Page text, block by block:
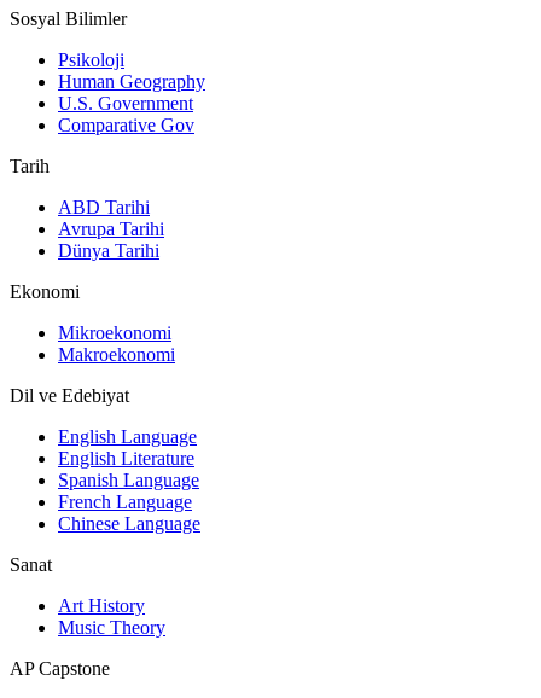
Sosyal Bilimler
Psikoloji
Human Geography
U.S. Government
Comparative Gov
Tarih
ABD Tarihi
Avrupa Tarihi
Dünya Tarihi
Ekonomi
Mikroekonomi
Makroekonomi
Dil ve Edebiyat
English Language
English Literature
Spanish Language
French Language
Chinese Language
Sanat
Art History
Music Theory
AP Capstone